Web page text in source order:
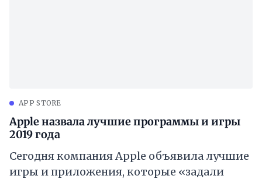
APP STORE
Apple назвала лучшие программы и игры
2019 года
Сегодня компания Apple объявила лучшие
игры и приложения, которые «задали